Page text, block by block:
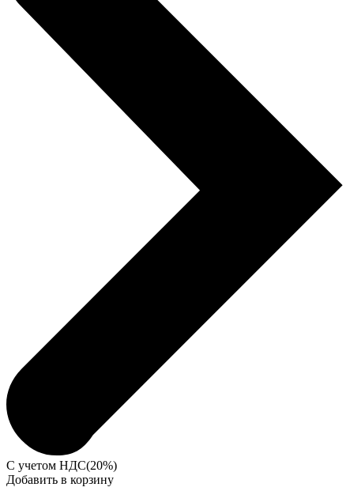
С учетом НДС(20%)
Добавить в корзину